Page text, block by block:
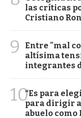
las críticas
Cristiano
9
Entre "mal
altísima
integrantes
10“Es para
para dirigir a
abuelo como